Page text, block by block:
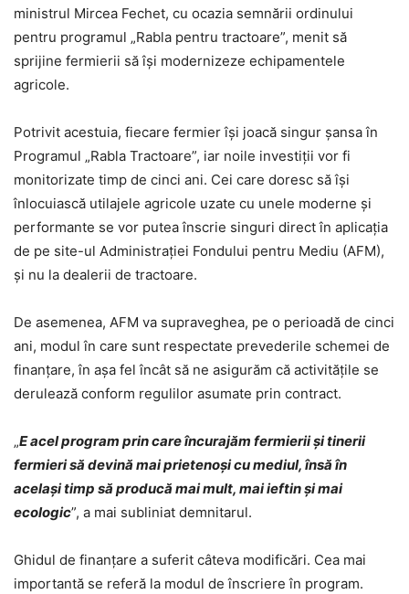
ministrul Mircea Fechet, cu ocazia semnării ordinului
pentru programul „Rabla pentru tractoare”, menit să
sprijine fermierii să îşi modernizeze echipamentele
agricole.
Potrivit acestuia, fiecare fermier îşi joacă singur şansa în
Programul „Rabla Tractoare”, iar noile investiţii vor fi
monitorizate timp de cinci ani. Cei care doresc să îşi
înlocuiască utilajele agricole uzate cu unele moderne şi
performante se vor putea înscrie singuri direct în aplicaţia
de pe site-ul Administraţiei Fondului pentru Mediu (AFM),
şi nu la dealerii de tractoare.
De asemenea, AFM va supraveghea, pe o perioadă de cinci
ani, modul în care sunt respectate prevederile schemei de
finanţare, în aşa fel încât să ne asigurăm că activităţile se
derulează conform regulilor asumate prin contract.
„E acel program prin care încurajăm fermierii şi tinerii
fermieri să devină mai prietenoşi cu mediul, însă în
acelaşi timp să producă mai mult, mai ieftin şi mai
ecologic”, a mai subliniat demnitarul.
Ghidul de finanţare a suferit câteva modificări. Cea mai
importantă se referă la modul de înscriere în program.